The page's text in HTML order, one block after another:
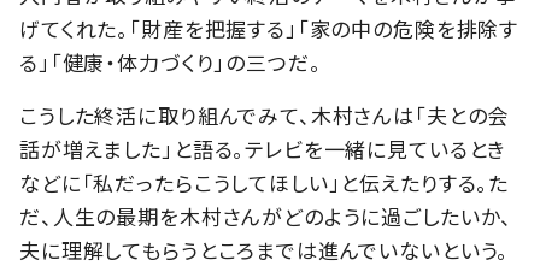
げてくれた。「財産を把握する」「家の中の危険を排除す
る」「健康・体力づくり」の三つだ。
こうした終活に取り組んでみて、木村さんは「夫との会
話が増えました」と語る。テレビを一緒に見ているとき
などに「私だったらこうしてほしい」と伝えたりする。た
だ、人生の最期を木村さんがどのように過ごしたいか、
夫に理解してもらうところまでは進んでいないという。